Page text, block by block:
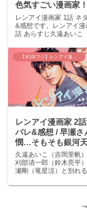
色気すごい漫画家
いこのOL扮装はカ
イけど私服はダサ
レンアイ漫画家 1話 ネ
&感想です。レンアイ漫
話 あらすじ久遠あいこ
で初恋の相手・刈部純
隼也）の葬儀をすること
る。葬儀当日、刈部純
のレン（岩田琉聖）話
ると、純の兄、刈部清
【木10/フジ】レンアイ漫画家
レンアイ漫画家 2
バレ&感想 / 早瀬さ
憫…そもそも銀河
白いのか？？
久遠あいこ（吉岡里帆）
刈部清一郎（鈴木亮平
瀬剛（竜星涼）と別れ
本当に好きになってい
ま、レン（岩田琉聖）が